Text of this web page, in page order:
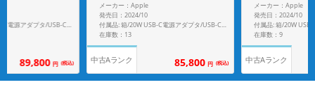
付属品: 箱/20W USB-C電源アダプタ/USB-C充電ケーブル(1m)/マニュアル
89,800 円 (税込)
メーカー：Apple
発売日：2024/10
付属品: 箱/20W USB-C電源アダプタ/USB-C充電ケーブル(1m)/マニュアル
在庫数：13
中古Aランク 85,800 円 (税込)
メーカー：Apple
発売日：2024/10
在庫数：9
中古Aランク